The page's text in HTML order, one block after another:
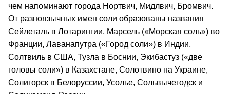
чем напоминают города Нортвич, Мидлвич, Бромвич.
От разноязычных имен соли образованы названия
Сейлеталь в Лотарингии, Марсель («Морская соль») во
Франции, Лаванапутра («Город соли») в Индии,
Солтвиль в США, Тузла в Боснии, Экибастуз («две
головы соли») в Казахстане, Солотвино на Украине,
Солигорск в Белоруссии, Усолье, Сольвычегодск и